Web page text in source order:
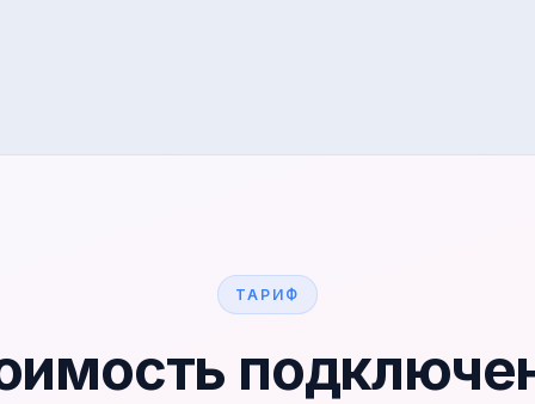
ТАРИФ